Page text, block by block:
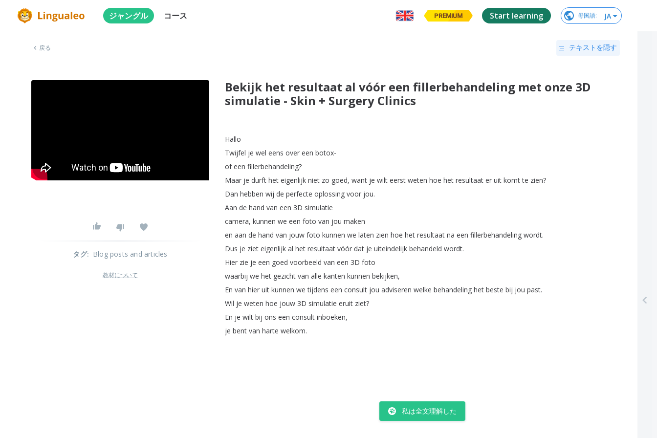
ジャングル コース PREMIUM Start learning 母国語: JA
戻る テキストを隠す
Bekijk het resultaat al vóór een fillerbehandeling met onze 3D
simulatie - Skin + Surgery Clinics
Hallo
Twijfel je wel eens over een botox-
of een fillerbehandeling?
Maar je durft het eigenlijk niet zo goed, want je wilt eerst weten hoe het resultaat er uit komt te zien?
Dan hebben wij de perfecte oplossing voor jou.
Aan de hand van een 3D simulatie
camera, kunnen we een foto van jou maken
en aan de hand van jouw foto kunnen we laten zien hoe het resultaat na een fillerbehandeling wordt.
Dus je ziet eigenlijk al het resultaat vóór dat je uiteindelijk behandeld wordt.
Hier zie je een goed voorbeeld van een 3D foto
waarbij we het gezicht van alle kanten kunnen bekijken,
En van hier uit kunnen we tijdens een consult jou adviseren welke behandeling het beste bij jou past.
Wil je weten hoe jouw 3D simulatie eruit ziet?
En je wilt bij ons een consult inboeken,
je bent van harte welkom.
私は全文理解した
タグ: Blog posts and articles
教材について